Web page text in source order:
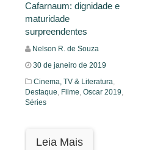
Cafarnaum: dignidade e
maturidade
surpreendentes
Nelson R. de Souza
30 de janeiro de 2019
Cinema, TV & Literatura,
Destaque, Filme, Oscar 2019,
Séries
Leia Mais